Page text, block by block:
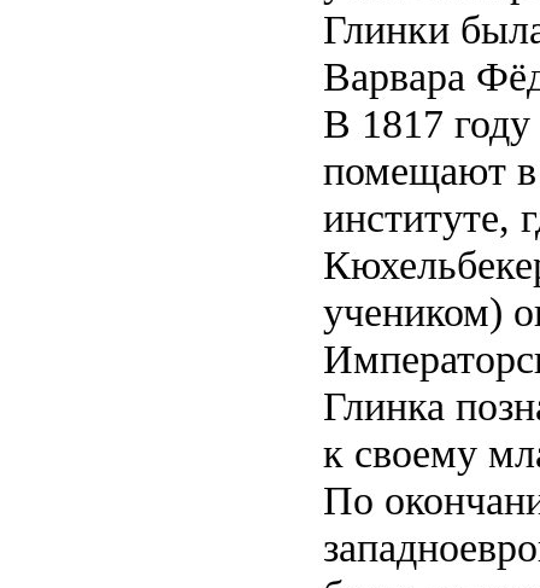
Глинки
Варвара
В 1817
помещают в
институте,
учеником)
Глинка
к своему
По